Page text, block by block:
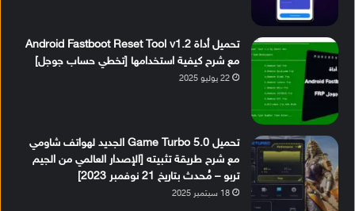
تحميل أداة Android Fastboot Reset Tool v1.2
مع شرح كيفية استخدامها [تخطي حساب جوجل]
22 يوليو 2025
تحميل Game Turbo 5.0 الجديد لهواتف شاومي
مع شرح طريقة تثبيته [الإصدار العالمي من الجيم
تربو – مُحدث بتاريخ 21 نوفمبر 2023]
18 سبتمبر 2025